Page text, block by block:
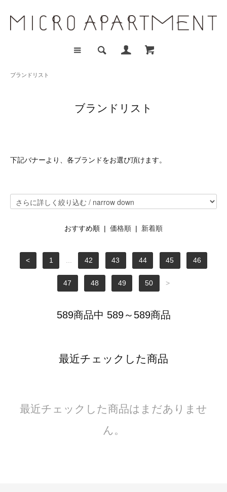
ブランドリスト
ブランドリスト
下記バナーより、各ブランドをお選び頂けます。
おすすめ順 | 価格順 | 新着順
< 1 42 43 44 45 46
47 48 49 50 >
589商品中 589～589商品
最近チェックした商品
最近チェックした商品はまだありませ
ん。